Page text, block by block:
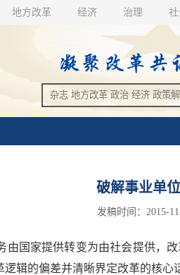
地方改革 经济 治理 社
破解事业单
发稿时间：2015-
家提供转变为由社会提供，改
辑的偏差并清晰界定改革的核